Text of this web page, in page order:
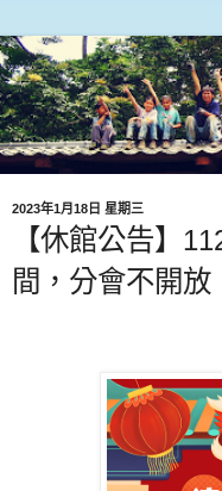
2023年1月18日 星期三
【休館公告】
間，分會不開放